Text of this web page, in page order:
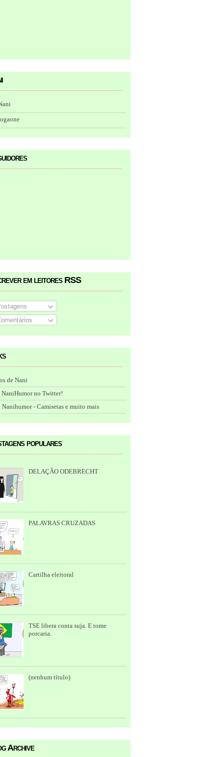
em leitores RSS
de Nani
NaniHumor no Twitter!
- Camisetas e muito mais
populares
DELAÇÃO ODEBRECHT
PALAVRAS CRUZADAS
Cartilha eleitoral
TSE libera conta suja. E tome
porcaria.
(nenhum título)
Archive